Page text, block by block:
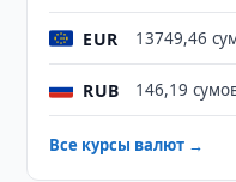
EUR 13749,46
RUB 146,19
Все курсы валют →